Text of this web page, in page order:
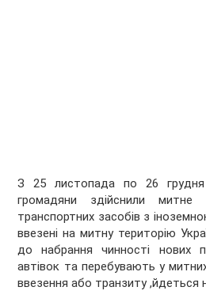
З 25 листопада по 26
громадяни здійснили
транспортних засобів з
ввезені на митну територію
до набрання чинності нових
автівок та перебувають у
ввезення або транзиту ,йдеться